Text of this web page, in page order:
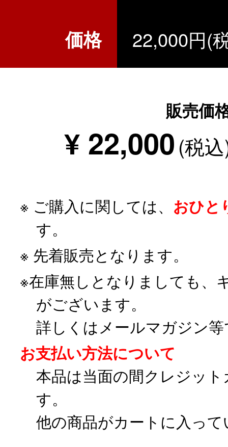
価格 22,000円(
販売価
¥ 22,000(税
※ ご購入に関しては、 おひと
す。
※ 先着販売となります。
※在庫無しとなりましても、
がございます。
詳しくはメールマガジン
お支払い方法について
本品は当面の間クレジッ
す。
他の商品がカートに入っ